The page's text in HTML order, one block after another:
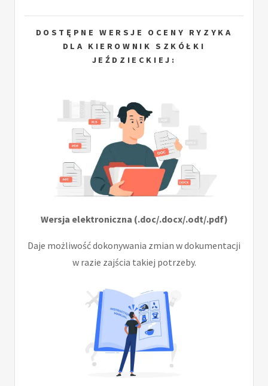
DOSTĘPNE WERSJE OCENY RYZYKA
DLA KIEROWNIK SZKÓŁKI
JEŹDZIECKIEJ:
Wersja elektroniczna (.doc/.docx/.odt/.pdf)
Daje możliwość dokonywania zmian w dokumentacji
w razie zajścia takiej potrzeby.